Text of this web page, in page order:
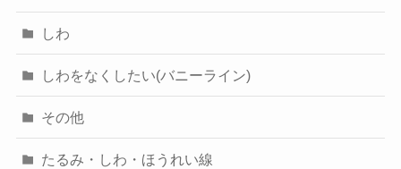
しわ
しわをなくしたい(バニーライン)
その他
たるみ・しわ・ほうれい線